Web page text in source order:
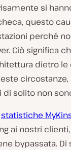
si
questo
perché
Ciò significa
dietro
solito non
statistiche
ai nostri
bypassata.